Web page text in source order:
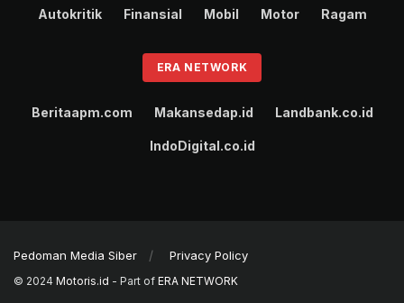
Autokritik Finansial Mobil Motor Ragam
ERA NETWORK
Beritaapm.com Makansedap.id Landbank.co.id
IndoDigital.co.id
Pedoman Media Siber Privacy Policy
© 2024 Motoris.id - Part of ERA NETWORK